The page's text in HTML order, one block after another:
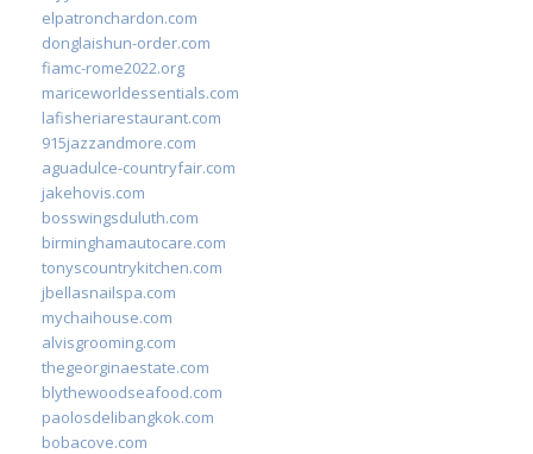
elpatronchardon.com
donglaishun-order.com
fiamc-rome2022.org
mariceworldessentials.com
lafisheriarestaurant.com
915jazzandmore.com
aguadulce-countryfair.com
jakehovis.com
bosswingsduluth.com
birminghamautocare.com
tonyscountrykitchen.com
jbellasnailspa.com
mychaihouse.com
alvisgrooming.com
thegeorginaestate.com
blythewoodseafood.com
paolosdelibangkok.com
bobacove.com